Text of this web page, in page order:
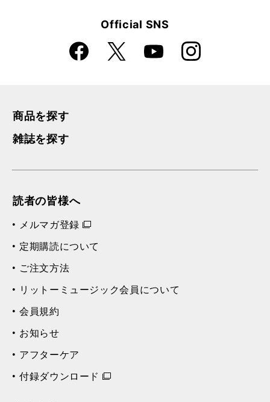
Official SNS
Faceboo
k
X YouTube Instagra
m
商品を探す
雑誌を探す
読者の皆様へ
メルマガ登録
定期購読について
ご注文方法
リットーミュージック会員について
会員規約
お知らせ
アフターケア
付録ダウンロード